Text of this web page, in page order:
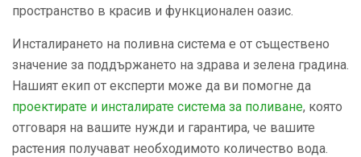
пространство в красив и функционален оазис.
Инсталирането на поливна система е от съществено
значение за поддържането на здрава и зелена градина.
Нашият екип от експерти може да ви помогне да
проектирате и инсталирате система за поливане, която
отговаря на вашите нужди и гарантира, че вашите
растения получават необходимото количество вода.